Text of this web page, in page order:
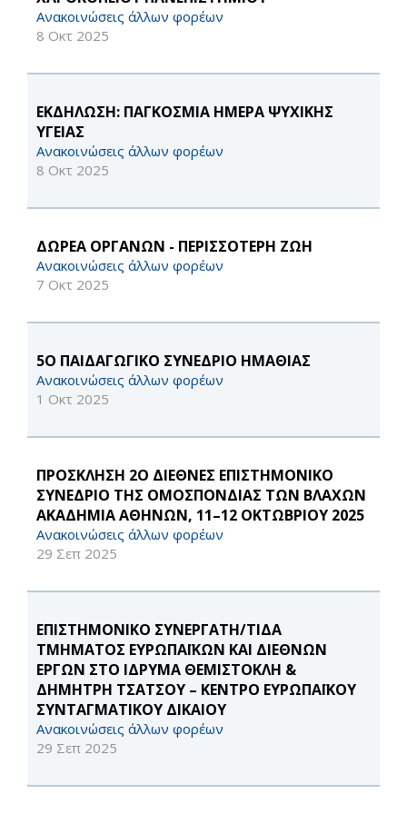
Ανακοινώσεις άλλων φορέων
8 Οκτ 2025
ΕΚΔΗΛΩΣΗ: ΠΑΓΚΟΣΜΙΑ ΗΜΕΡΑ ΨΥΧΙΚΗΣ
ΥΓΕΙΑΣ
Ανακοινώσεις άλλων φορέων
8 Οκτ 2025
ΔΩΡΕΑ ΟΡΓΑΝΩΝ - ΠΕΡΙΣΣΟΤΕΡΗ ΖΩΗ
Ανακοινώσεις άλλων φορέων
7 Οκτ 2025
5Ο ΠΑΙΔΑΓΩΓΙΚΟ ΣΥΝΕΔΡΙΟ ΗΜΑΘΙΑΣ
Ανακοινώσεις άλλων φορέων
1 Οκτ 2025
ΠΡΟΣΚΛΗΣΗ 2Ο ΔΙΕΘΝΕΣ ΕΠΙΣΤΗΜΟΝΙΚΟ
ΣΥΝΕΔΡΙΟ ΤΗΣ ΟΜΟΣΠΟΝΔΙΑΣ ΤΩΝ ΒΛΑΧΩΝ
ΑΚΑΔΗΜΙΑ ΑΘΗΝΩΝ, 11–12 ΟΚΤΩΒΡΙΟΥ 2025
Ανακοινώσεις άλλων φορέων
29 Σεπ 2025
ΕΠΙΣΤΗΜΟΝΙΚΟ ΣΥΝΕΡΓΑΤΗ/ΤΙΔΑ
ΤΜΗΜΑΤΟΣ ΕΥΡΩΠΑΪΚΩΝ ΚΑΙ ΔΙΕΘΝΩΝ
ΕΡΓΩΝ ΣΤΟ ΙΔΡΥΜΑ ΘΕΜΙΣΤΟΚΛΗ &
ΔΗΜΗΤΡΗ ΤΣΑΤΣΟΥ – ΚΕΝΤΡΟ ΕΥΡΩΠΑΪΚΟΥ
ΣΥΝΤΑΓΜΑΤΙΚΟΥ ΔΙΚΑΙΟΥ
Ανακοινώσεις άλλων φορέων
29 Σεπ 2025